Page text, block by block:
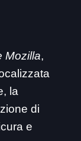
Mozilla,
la
di
e